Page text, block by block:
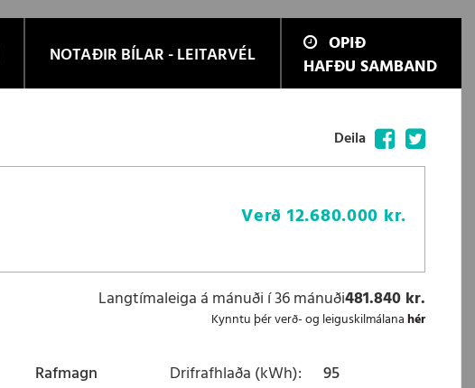
NOTAÐIR BÍLAR - LEITARVÉL
OPIÐ
HAFÐU SAMBAND
Verð 12.680.000 kr.
Langtímaleiga á mánuði í 36 mánuði481.840 kr.
Kynntu þér verð- og leiguskilmálanahér
Rafmagn
Drifrafhlaða (kWh)
95
Deila FacebookTwitter